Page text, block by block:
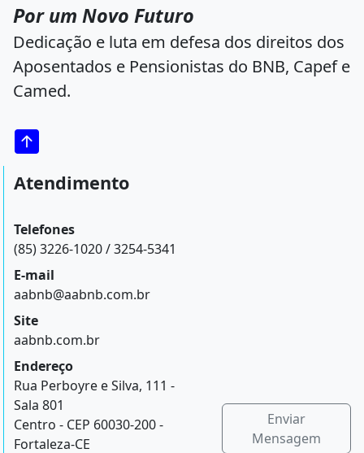
Por um Novo Futuro
Dedicação e luta em defesa dos direitos dos
Aposentados e Pensionistas do BNB, Capef e
Camed.
Atendimento
Telefones
(85) 3226-1020 / 3254-5341
E-mail
aabnb@aabnb.com.br
Site
aabnb.com.br
Endereço
Rua Perboyre e Silva, 111 -
Sala 801
Centro - CEP 60030-200 -
Fortaleza-CE
Enviar
Mensagem